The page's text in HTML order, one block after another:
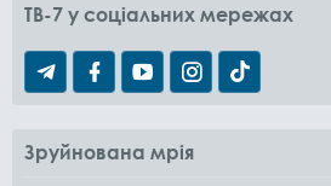
TB-7 у соціальних мережах
Зруйнована мрія